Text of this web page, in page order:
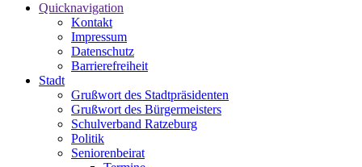
Quicknavigation
Kontakt
Impressum
Datenschutz
Barrierefreiheit
Stadt
Grußwort des Stadtpräsidenten
Grußwort des Bürgermeisters
Schulverband Ratzeburg
Politik
Seniorenbeirat